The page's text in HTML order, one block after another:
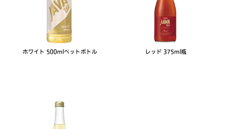
ホワイト 500mlペットボトル レッド 375ml瓶